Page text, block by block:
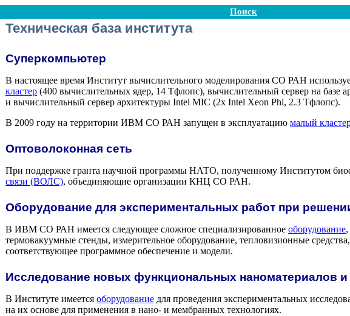
Поиск
Техническая база института
Суперкомпьютер
В настоящее время Институт вычислительного моделирования СО РАН
кластер (400 вычислительных ядер, 14 Тфлопс), вычислительный сервер на
и вычислительный сервер архитектуры Intel MIC (2х Intel Xeon Phi, 2.3 Тфлопс).
В 2009 году на территории ИВМ СО РАН запущен в эксплуатацию малый
Оптоволоконная сеть
При поддержке гранта научной программы НАТО, полученному Институтом
связи (ВОЛС), объединяющие организации КНЦ СО РАН.
Оборудование для экспериментальных работ при
В ИВМ СО РАН имеется следующее сложное специализированное оборудование
термовакуумные стенды, измерительное оборудование, тепловизионные
соответствующее программное обеспечение и модели.
Исследование новых функциональных наноматериалов и
В Институте имеется оборудование для проведения экспериментальных
на их основе для применения в нано- и мембранных технологиях.